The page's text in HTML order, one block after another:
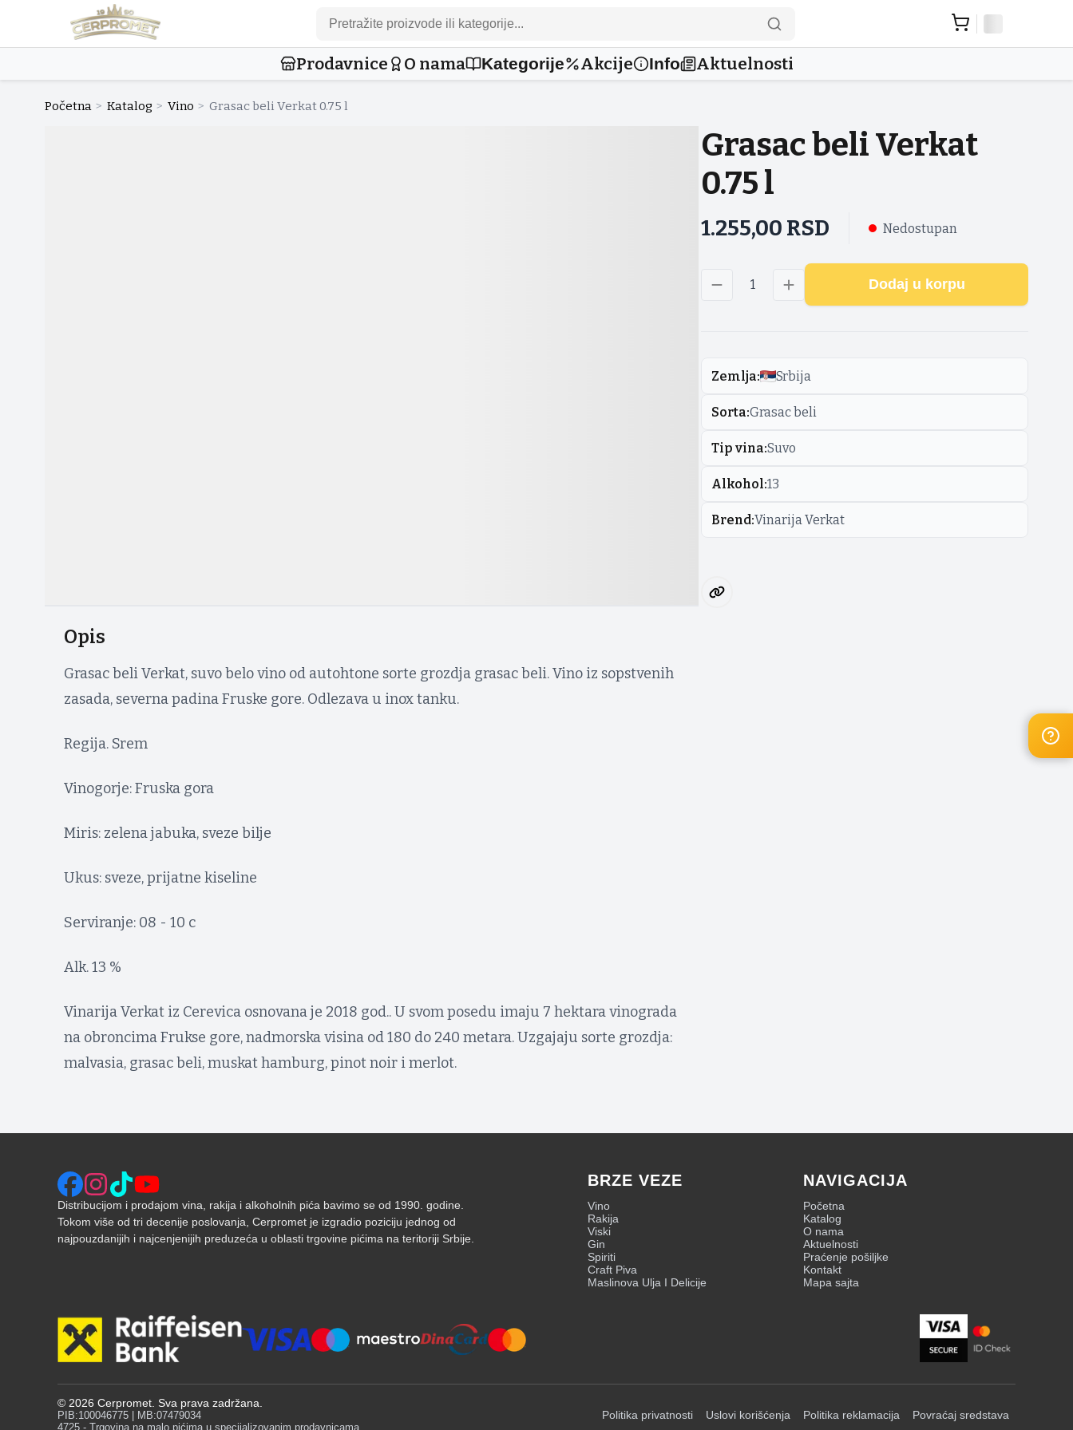
Prodavnice O nama Kategorije Akcije Info Aktuelnosti
Početna > Katalog > Vino > Grasac beli Verkat 0.75 l
Opis
Grasac beli Verkat, suvo belo vino od autohtone sorte grozdja grasac beli. Vino iz sopstvenih
zasada, severna padina Fruske gore. Odlezava u inox tanku.
Regija. Srem
Vinogorje: Fruska gora
Miris: zelena jabuka, sveze bilje
Ukus: sveze, prijatne kiseline
Serviranje: 08 - 10 c
Alk. 13 %
Vinarija Verkat iz Cerevica osnovana je 2018 god.. U svom posedu imaju 7 hektara vinograda
na obroncima Frukse gore, nadmorska visina od 180 do 240 metara. Uzgajaju sorte grozdja:
malvasia, grasac beli, muskat hamburg, pinot noir i merlot.
Grasac beli Verkat
0.75 l
1.255,00 RSD Nedostupan
1 Dodaj u korpu
Zemlja: Srbija
Sorta:Grasac beli
Tip vina:Suvo
Alkohol:13
Brend:Vinarija Verkat
Distribucijom i prodajom vina, rakija i alkoholnih pića bavimo se od 1990. godine.
Tokom više od tri decenije poslovanja, Cerpromet je izgradio poziciju jednog od
najpouzdanijih i najcenjenijih preduzeća u oblasti trgovine pićima na teritoriji Srbije.
BRZE VEZE
Vino
Rakija
Viski
Gin
Spiriti
Craft Piva
Maslinova Ulja I Delicije
NAVIGACIJA
Početna
Katalog
O nama
Aktuelnosti
Praćenje pošiljke
Kontakt
Mapa sajta
© 2026 Cerpromet. Sva prava zadržana.
PIB:100046775 | MB:07479034
4725 - Trgovina na malo pićima u specijalizovanim prodavnicama
Politika privatnosti Uslovi korišćenja Politika reklamacija Povraćaj sredstava